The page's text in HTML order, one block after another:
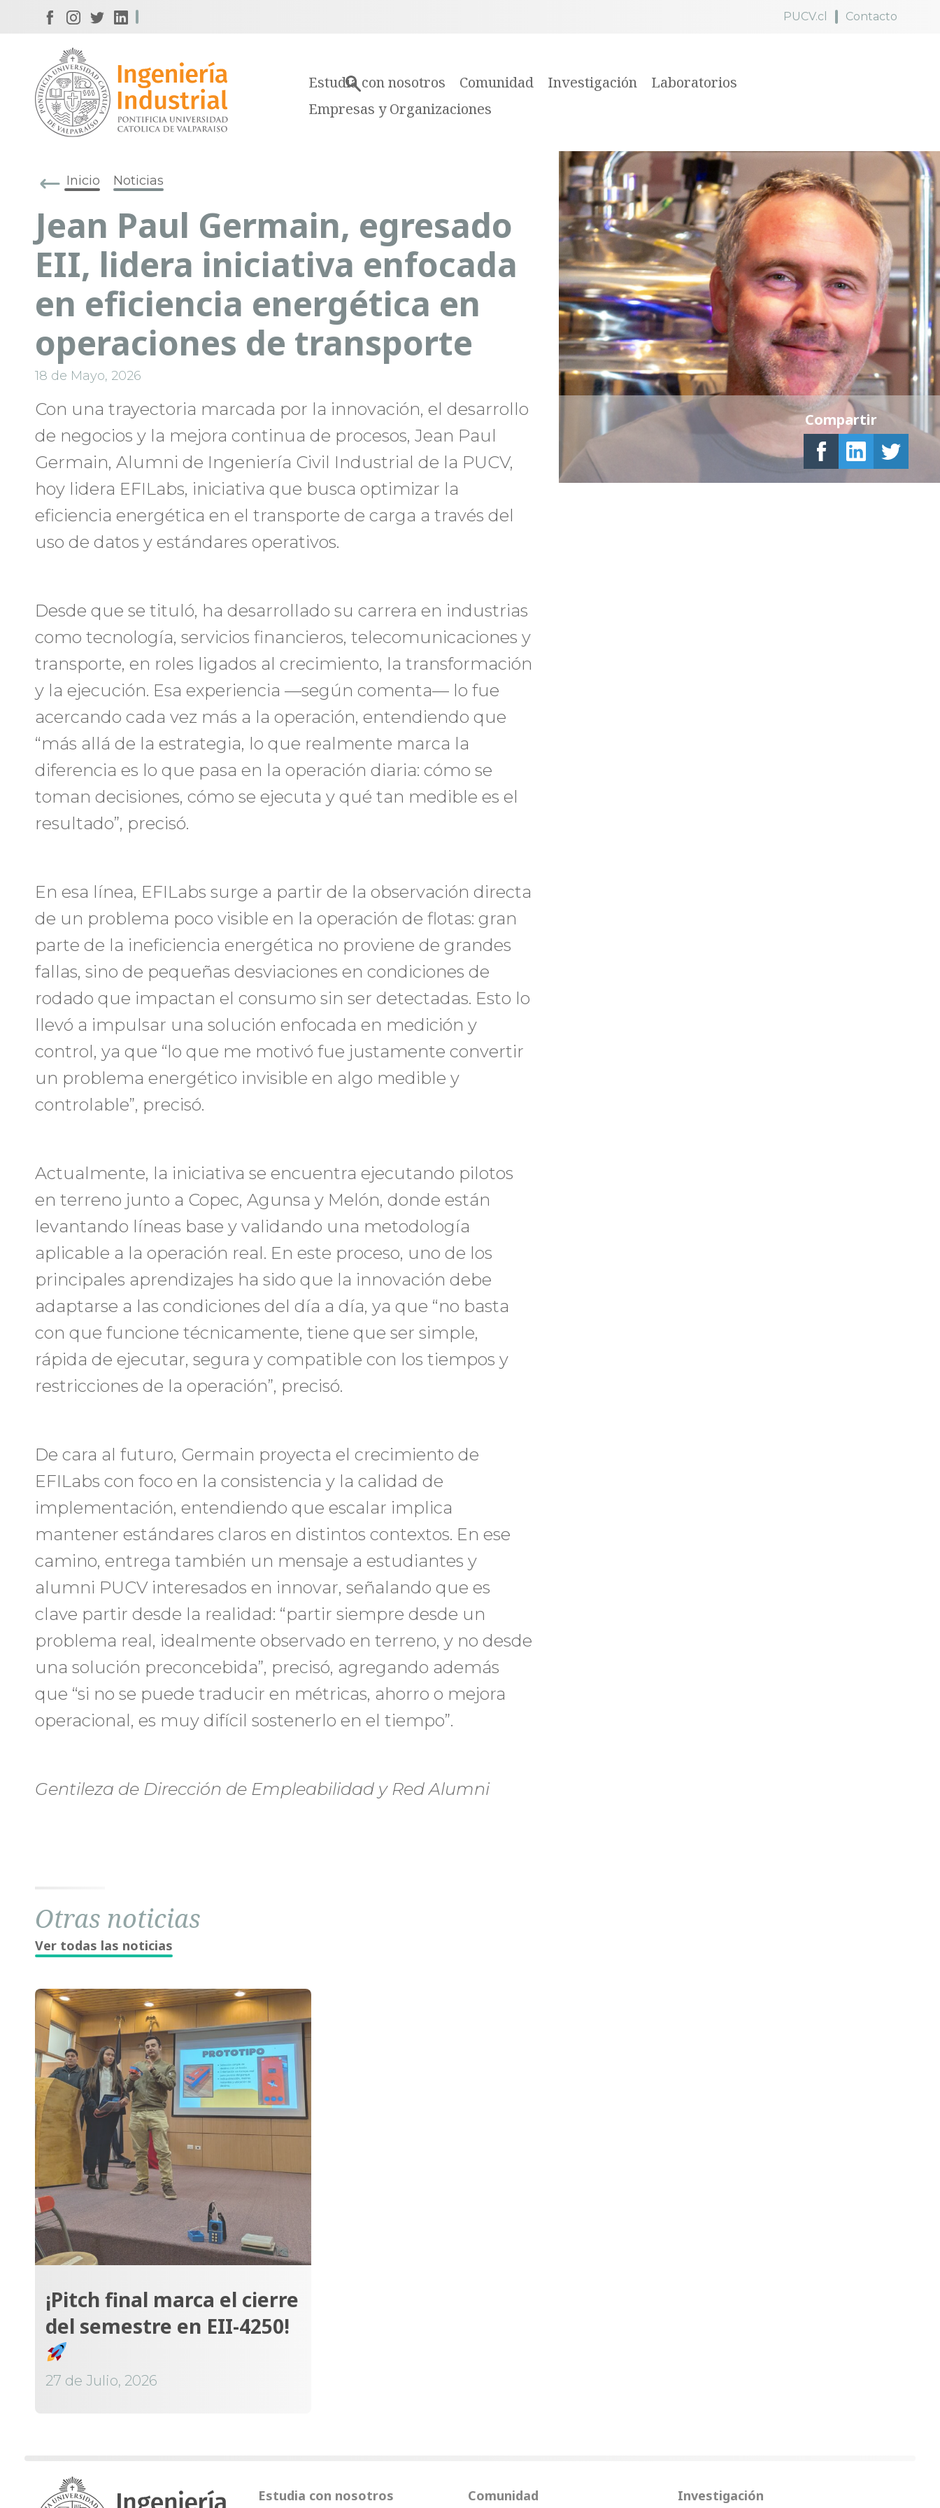
PUCV.cl Contacto
Estudia con nosotros Comunidad Investigación
Laboratorios
Empresas y Organizaciones
Inicio Noticias
Jean Paul Germain, egresado
EII, lidera iniciativa enfocada
en eficiencia energética en
operaciones de transporte
18 de Mayo, 2026
Con una trayectoria marcada por la innovación, el desarrollo
de negocios y la mejora continua de procesos, Jean Paul
Germain, Alumni de Ingeniería Civil Industrial de la PUCV,
hoy lidera EFILabs, iniciativa que busca optimizar la
eficiencia energética en el transporte de carga a través del
uso de datos y estándares operativos.
Desde que se tituló, ha desarrollado su carrera en industrias
como tecnología, servicios financieros, telecomunicaciones y
transporte, en roles ligados al crecimiento, la transformación
y la ejecución. Esa experiencia —según comenta— lo fue
acercando cada vez más a la operación, entendiendo que
“más allá de la estrategia, lo que realmente marca la
diferencia es lo que pasa en la operación diaria: cómo se
toman decisiones, cómo se ejecuta y qué tan medible es el
resultado”, precisó.
En esa línea, EFILabs surge a partir de la observación directa
de un problema poco visible en la operación de flotas: gran
parte de la ineficiencia energética no proviene de grandes
fallas, sino de pequeñas desviaciones en condiciones de
rodado que impactan el consumo sin ser detectadas. Esto lo
llevó a impulsar una solución enfocada en medición y
control, ya que “lo que me motivó fue justamente convertir
un problema energético invisible en algo medible y
controlable”, precisó.
Actualmente, la iniciativa se encuentra ejecutando pilotos
en terreno junto a Copec, Agunsa y Melón, donde están
levantando líneas base y validando una metodología
aplicable a la operación real. En este proceso, uno de los
principales aprendizajes ha sido que la innovación debe
adaptarse a las condiciones del día a día, ya que “no basta
con que funcione técnicamente, tiene que ser simple,
rápida de ejecutar, segura y compatible con los tiempos y
restricciones de la operación”, precisó.
De cara al futuro, Germain proyecta el crecimiento de
EFILabs con foco en la consistencia y la calidad de
implementación, entendiendo que escalar implica
mantener estándares claros en distintos contextos. En ese
camino, entrega también un mensaje a estudiantes y
alumni PUCV interesados en innovar, señalando que es
clave partir desde la realidad: “partir siempre desde un
problema real, idealmente observado en terreno, y no desde
una solución preconcebida”, precisó, agregando además
que “si no se puede traducir en métricas, ahorro o mejora
operacional, es muy difícil sostenerlo en el tiempo”.
Gentileza de Dirección de Empleabilidad y Red Alumni
Compartir
Otras noticias
Ver todas las noticias
¡Pitch final marca el cierre
del semestre en EII-4250!
27 de Julio, 2026
Estudia con nosotros Comunidad Investigación